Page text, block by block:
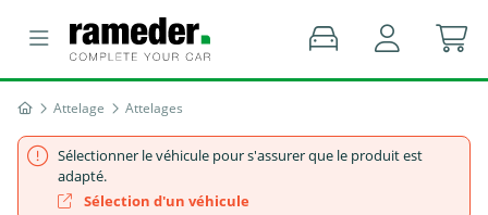
Attelage Attelages
Sélectionner le véhicule pour s'assurer que le produit est
adapté.
Sélection d'un véhicule